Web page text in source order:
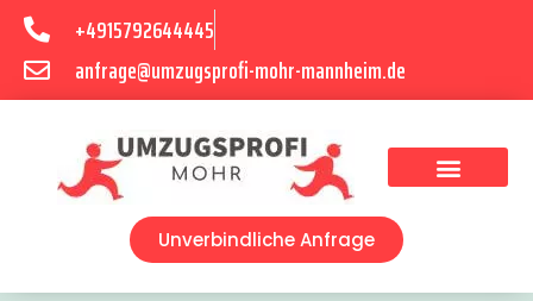
+4915792644445
anfrage@umzugsprofi-mohr-mannheim.de
Unverbindliche Anfrage